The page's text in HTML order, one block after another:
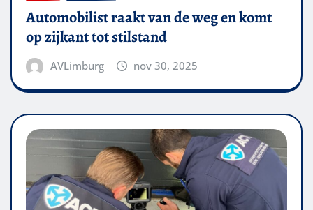
Automobilist raakt van de weg en komt
op zijkant tot stilstand
AVLimburg nov 30, 2025